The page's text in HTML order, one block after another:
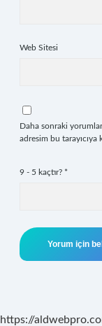
Web Sitesi
Daha sonraki
adresim bu tarayıcıya
9 - 5 kaçtır? *
https://